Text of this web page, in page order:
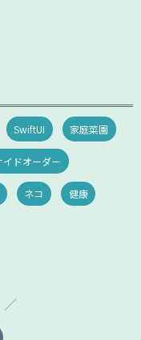
SwiftUI 家庭菜園
イドオーダー
ネコ 健康